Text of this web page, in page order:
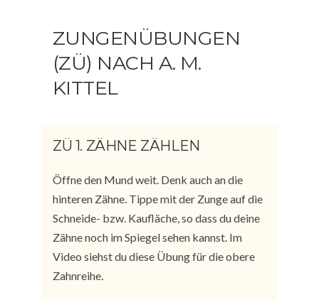
ZUNGENÜBUNGEN
(ZÜ) NACH A. M.
KITTEL
ZÜ 1. ZÄHNE ZÄHLEN
Öffne den Mund weit. Denk auch an die
hinteren Zähne. Tippe mit der Zunge auf die
Schneide- bzw. Kaufläche, so dass du deine
Zähne noch im Spiegel sehen kannst. Im
Video siehst du diese Übung für die obere
Zahnreihe.